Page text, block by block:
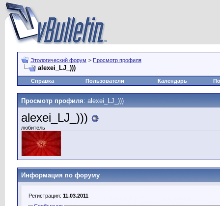
Этологический форум > Просмотр профиля
alexei_LJ_)))
Справка Пользователи Календарь
Просмотр профиля: alexei_LJ_)))
alexei_LJ_)))
любитель
Информация по форуму
Регистрация: 11.03.2011